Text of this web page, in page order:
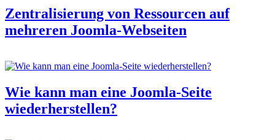
Zentralisierung von Ressourcen auf
mehreren Joomla-Webseiten
Wie kann man eine Joomla-Seite
wiederherstellen?